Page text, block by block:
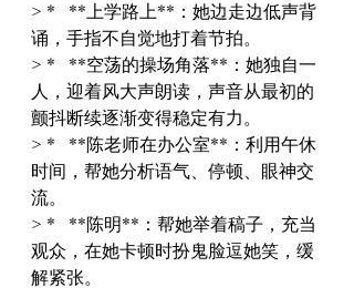
> *   **上学路上**：她边走边低声背
诵，手指不自觉地打着节拍。
> *   **空荡的操场角落**：她独自一
人，迎着风大声朗读，声音从最初的
颤抖断续逐渐变得稳定有力。
> *   **陈老师在办公室**：利用午休
时间，帮她分析语气、停顿、眼神交
流。
> *   **陈明**：帮她举着稿子，充当
观众，在她卡顿时扮鬼脸逗她笑，缓
解紧张。